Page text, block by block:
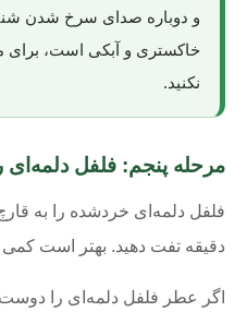
و دوباره صدای سرخ شدن
خاکستری و آبکی است، برای
نکنید.
مرحله پنجم: فلفل دلمه‌ای
فلفل دلمه‌ای خردشده را به
دقیقه تفت دهید. بهتر است کمی
اگر عطر فلفل دلمه‌ای را دوست